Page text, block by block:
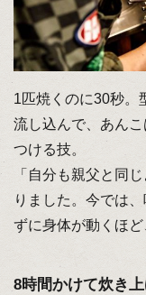
1匹焼くのに30秒。
流し込んで、あん
つける技。
「自分も親父と同
りました。今では
ずに身体が動くほ
8時間かけて炊き